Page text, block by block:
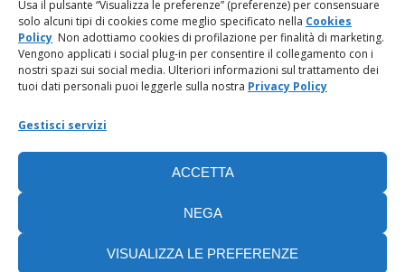
Usa il pulsante “Visualizza le preferenze” (preferenze) per consensuare
solo alcuni tipi di cookies come meglio specificato nella Cookies
Policy Non adottiamo cookies di profilazione per finalità di marketing.
Vengono applicati i social plug-in per consentire il collegamento con i
nostri spazi sui social media. Ulteriori informazioni sul trattamento dei
tuoi dati personali puoi leggerle sulla nostra Privacy Policy
Gestisci servizi
ACCETTA
NEGA
VISUALIZZA LE PREFERENZE
Regolamento categorie particolari di dati personali e dati
giudiziari
Amministrazione Trasparente
Cookie Policy (UE)